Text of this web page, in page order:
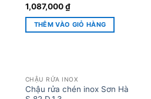
Được xếp
hạng55 sao
1,087,000₫
THÊM VÀO GIỎ HÀNG
CHẬU RỬA INOX
Chậu rửa chén inox Sơn Hà